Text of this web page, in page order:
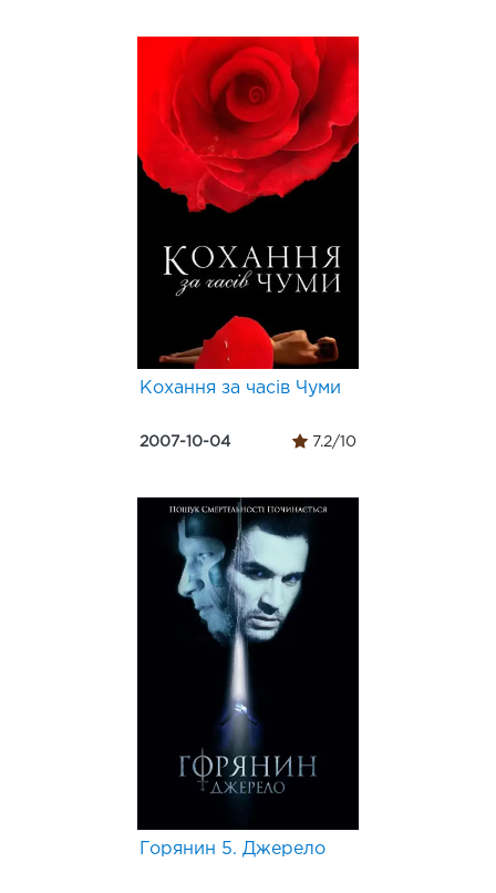
Кохання за часів Чуми
2007-10-04 7.2/10
Горянин 5. Джерело